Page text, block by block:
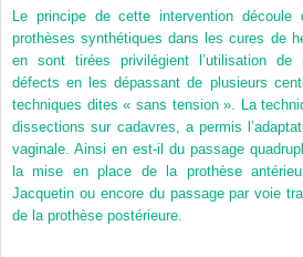
Le principe de cette intervention découle
prothèses synthétiques dans les cures de
en sont tirées privilégient l’utilisation de
défects en les dépassant de plusieurs
techniques dites « sans tension ». La
dissections sur cadavres, a permis
vaginale. Ainsi en est-il du passage
la mise en place de la prothèse
Jacquetin ou encore du passage par voie
de la prothèse postérieure.